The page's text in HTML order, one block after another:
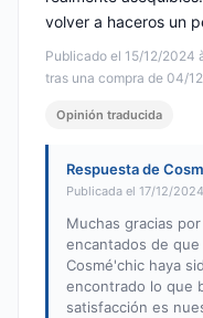
Publicado el 15/12/2024
tras una compra de 04/
volver a haceros un
Opinión traducida
Respuesta de
Publicada el 17/12/2024
Muchas gracias
encantados de
Cosmé'chic haya
encontrado lo que
satisfacción es